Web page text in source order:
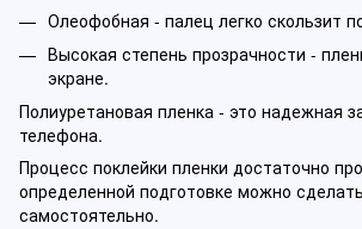
Олеофобная - палец легко скользит
Высокая степень прозрачности -
экране.
Полиуретановая пленка - это надежная
телефона.
Процесс поклейки пленки достаточно
определенной подготовке можно
самостоятельно.